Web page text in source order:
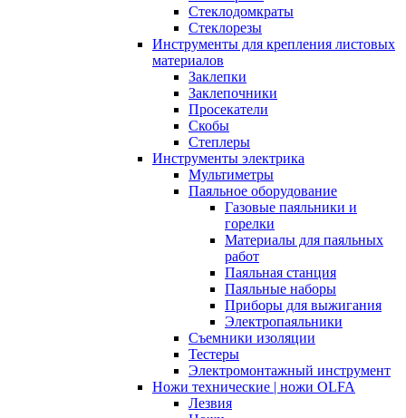
Стеклодомкраты
Стеклорезы
Инструменты для крепления листовых
материалов
Заклепки
Заклепочники
Просекатели
Скобы
Степлеры
Инструменты электрика
Мультиметры
Паяльное оборудование
Газовые паяльники и
горелки
Материалы для паяльных
работ
Паяльная станция
Паяльные наборы
Приборы для выжигания
Электропаяльники
Съемники изоляции
Тестеры
Электромонтажный инструмент
Ножи технические | ножи OLFA
Лезвия